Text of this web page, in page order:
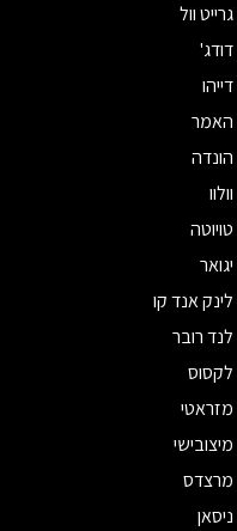
גרייט וול
דודג'
דייהו
האמר
הונדה
וולוו
טויוטה
יגואר
לינק אנד קו
לנד רובר
לקסוס
מזראטי
מיצובישי
מרצדס
ניסאן